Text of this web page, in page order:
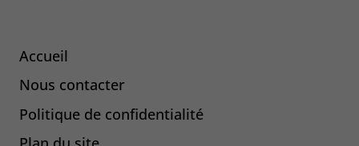
Accueil
Nous contacter
Politique de confidentialité